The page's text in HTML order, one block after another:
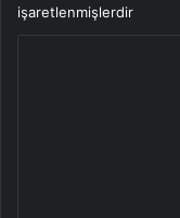
işaretlenmişlerdir